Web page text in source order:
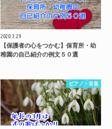
2020.3.29
【保護者の心をつかむ】保育所・幼
稚園の自己紹介の例文５０選
ピアノ・音楽